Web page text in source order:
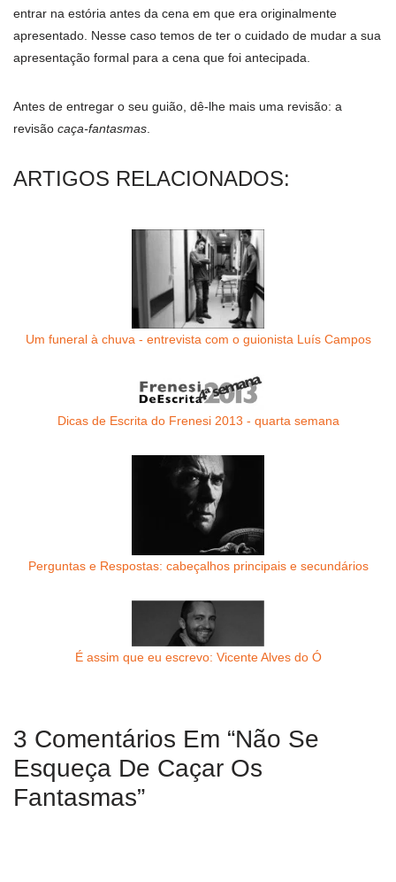
entrar na estória antes da cena em que era originalmente
apresentado. Nesse caso temos de ter o cuidado de mudar a sua
apresentação formal para a cena que foi antecipada.
Antes de entregar o seu guião, dê-lhe mais uma revisão: a
revisão caça-fantasmas
ARTIGOS RELACIONADOS:
Um funeral à chuva - entrevista com o guionista Luís Campos
Dicas de Escrita do Frenesi 2013 - quarta semana
Perguntas e Respostas: cabeçalhos principais e secundários
É assim que eu escrevo: Vicente Alves do Ó
3 Comentários Em “Não Se
Esqueça De Caçar Os
Fantasmas”